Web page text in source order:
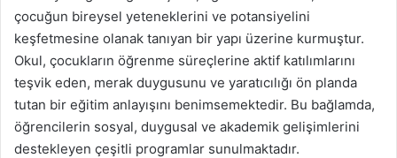
çocuğun bireysel yeteneklerini ve potansiyelini
keşfetmesine olanak tanıyan bir yapı üzerine kurmuştur.
Okul, çocukların öğrenme süreçlerine aktif katılımlarını
teşvik eden, merak duygusunu ve yaratıcılığı ön planda
tutan bir eğitim anlayışını benimsemektedir. Bu bağlamda,
öğrencilerin sosyal, duygusal ve akademik gelişimlerini
destekleyen çeşitli programlar sunulmaktadır.